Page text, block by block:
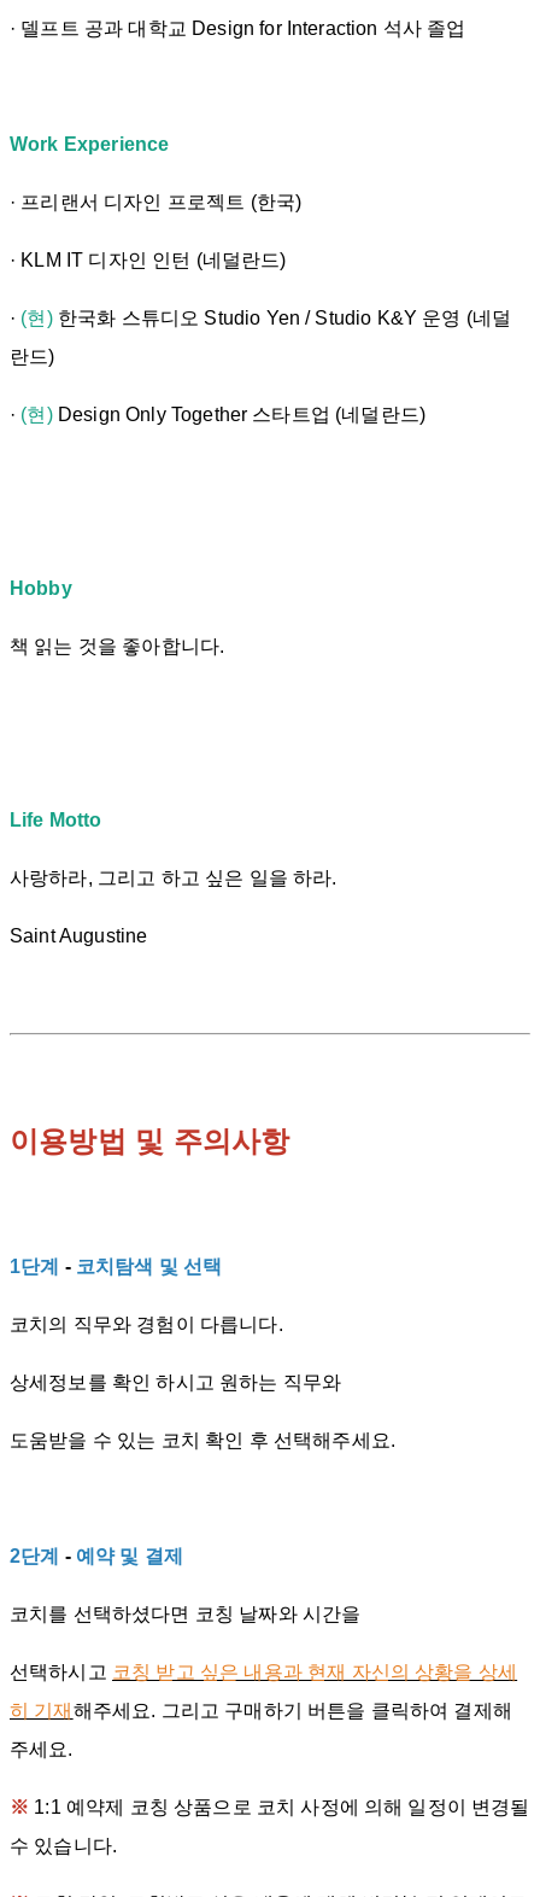
· 델프트 공과 대학교 Design for Interaction 석사 졸업
Work Experience
· 프리랜서 디자인 프로젝트 (한국)
· KLM IT 디자인 인턴 (네덜란드)
· (현)한국화 스튜디오 Studio Yen / Studio K&Y 운영 (네덜
란드)
· (현)Design Only Together 스타트업 (네덜란드)
Hobby
책 읽는 것을 좋아합니다.
Life Motto
사랑하라, 그리고 하고 싶은 일을 하라.
Saint Augustine
이용방법 및 주의사항
1단계 - 코치탐색 및 선택
코치의 직무와 경험이 다릅니다.
상세정보를 확인 하시고 원하는 직무와
도움받을 수 있는 코치 확인 후 선택해주세요.
2단계 - 예약 및 결제
코치를 선택하셨다면 코칭 날짜와 시간을
선택하시고 코칭 받고 싶은 내용과 현재 자신의 상황을 상세
히 기재 해주세요. 그리고 구매하기 버튼을 클릭하여 결제해
주세요.
※ 1:1 예약제 코칭 상품으로 코치 사정에 의해 일정이 변경될
수 있습니다.